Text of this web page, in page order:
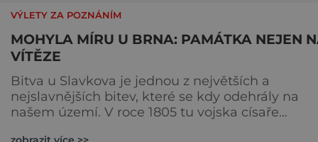
VÝLETY ZA POZNÁNÍM
MOHYLA MÍRU U BRNA: PAMÁTKA NEJEN
VÍTĚZE
Bitva u Slavkova je jednou z největších a
nejslavnějších bitev, které se kdy odehrály na
našem území. V roce 1805 tu vojska císaře